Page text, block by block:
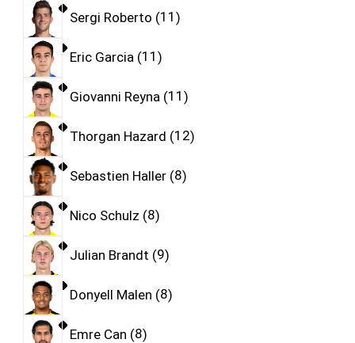
Sergi Roberto 11
Eric Garcia 11
Giovanni Reyna 11
Thorgan Hazard 12
Sebastien Haller 8
Nico Schulz 8
Julian Brandt 9
Donyell Malen 8
Emre Can 8